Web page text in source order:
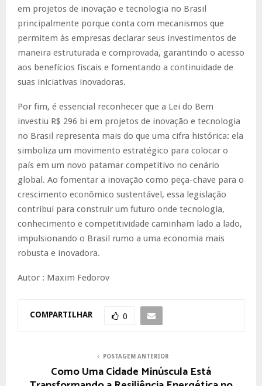
em projetos de inovação e tecnologia no Brasil
principalmente porque conta com mecanismos que
permitem às empresas declarar seus investimentos de
maneira estruturada e comprovada, garantindo o acesso
aos benefícios fiscais e fomentando a continuidade de
suas iniciativas inovadoras.
Por fim, é essencial reconhecer que a Lei do Bem
investiu R$ 296 bi em projetos de inovação e tecnologia
no Brasil representa mais do que uma cifra histórica: ela
simboliza um movimento estratégico para colocar o
país em um novo patamar competitivo no cenário
global. Ao fomentar a inovação como peça-chave para o
crescimento econômico sustentável, essa legislação
contribui para construir um futuro onde tecnologia,
conhecimento e competitividade caminham lado a lado,
impulsionando o Brasil rumo a uma economia mais
robusta e inovadora.
Autor : Maxim Fedorov
COMPARTILHAR 0
POSTAGEM ANTERIOR
Como Uma Cidade Minúscula Está